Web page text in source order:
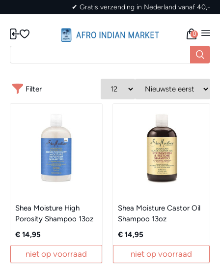
✔ Gratis verzending in Nederland vanaf 40,-
0
Filter
Shea Moisture High
Porosity Shampoo 13oz
€ 14,95
niet op voorraad
Shea Moisture Castor Oil
Shampoo 13oz
€ 14,95
niet op voorraad